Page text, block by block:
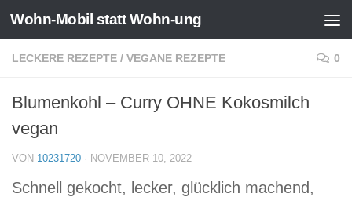
Zum Inhalt springen
Wohn-Mobil statt Wohn-ung
LECKERE REZEPTE / VEGANE REZEPTE 0
Blumenkohl – Curry OHNE Kokosmilch
vegan
VON 10231720 · NOVEMBER 10, 2022
Schnell gekocht, lecker, glücklich machend,